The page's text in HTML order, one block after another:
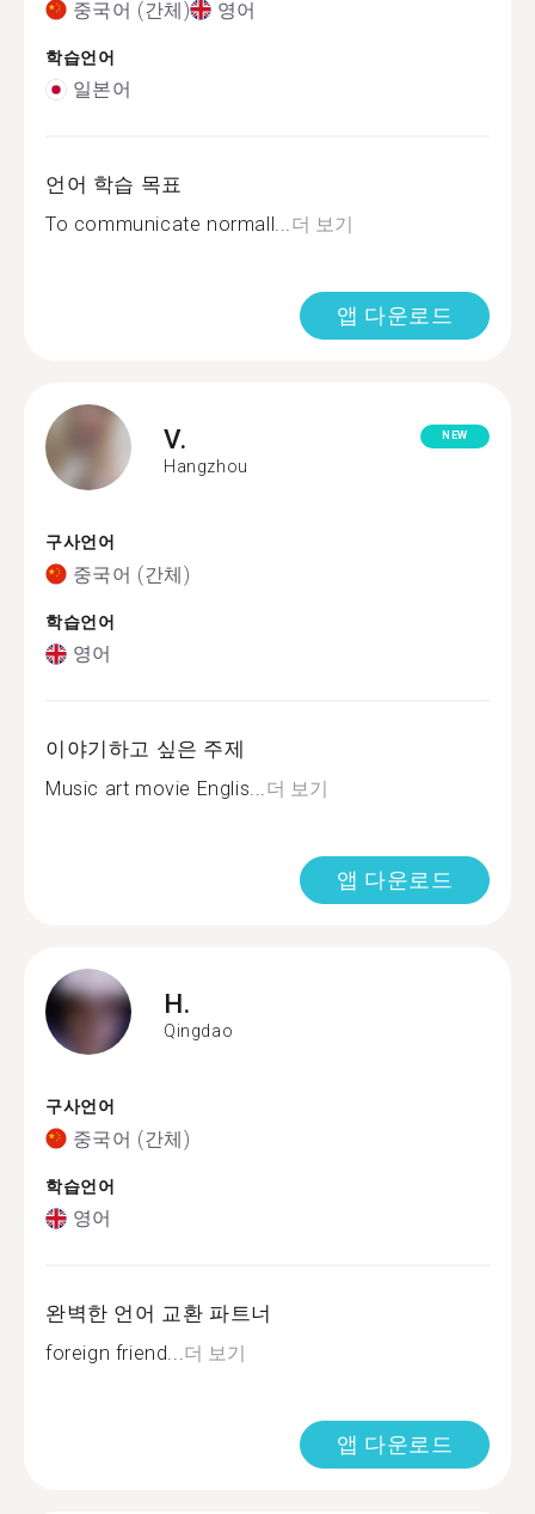
중국어 (간체) 영어
학습언어
일본어
언어 학습 목표
To communicate normall...더 보기
앱 다운로드
V.
Hangzhou
NEW
구사언어
중국어 (간체)
학습언어
영어
이야기하고 싶은 주제
Music art movie Englis...더 보기
앱 다운로드
H.
Qingdao
구사언어
중국어 (간체)
학습언어
영어
완벽한 언어 교환 파트너
foreign friend...더 보기
앱 다운로드